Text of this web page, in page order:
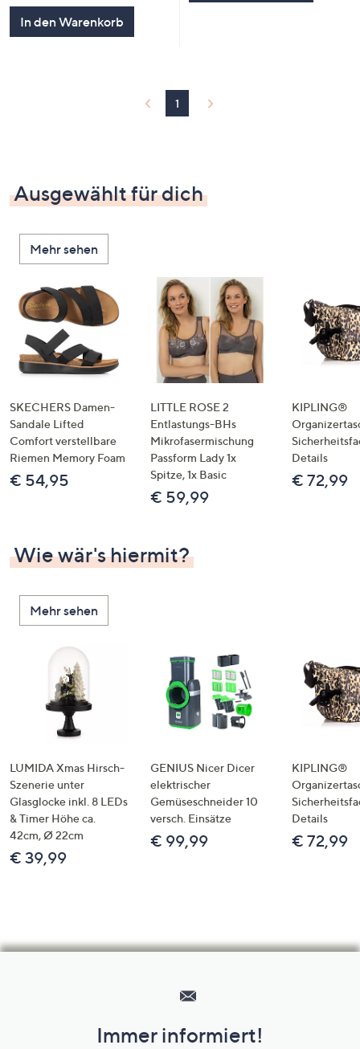
In den Warenkorb
1
Ausgewählt für dich
Mehr sehen
SKECHERS Damen-
Sandale Lifted
Comfort verstellbare
Riemen Memory Foam
€ 54,95
LITTLE ROSE 2
Entlastungs-BHs
Mikrofasermischung
Passform Lady 1x
Spitze, 1x Basic
€ 59,99
KIPLING®
Details
€ 72,99
Wie wär's hiermit?
Mehr sehen
LUMIDA Xmas Hirsch-
Szenerie unter
Glasglocke inkl. 8 LEDs
& Timer Höhe ca.
42cm, Ø 22cm
€ 39,99
GENIUS Nicer Dicer
elektrischer
Gemüseschneider 10
versch. Einsätze
€ 99,99
KIPLING®
Details
€ 72,99
Unternehmensinformationen
Immer informiert!